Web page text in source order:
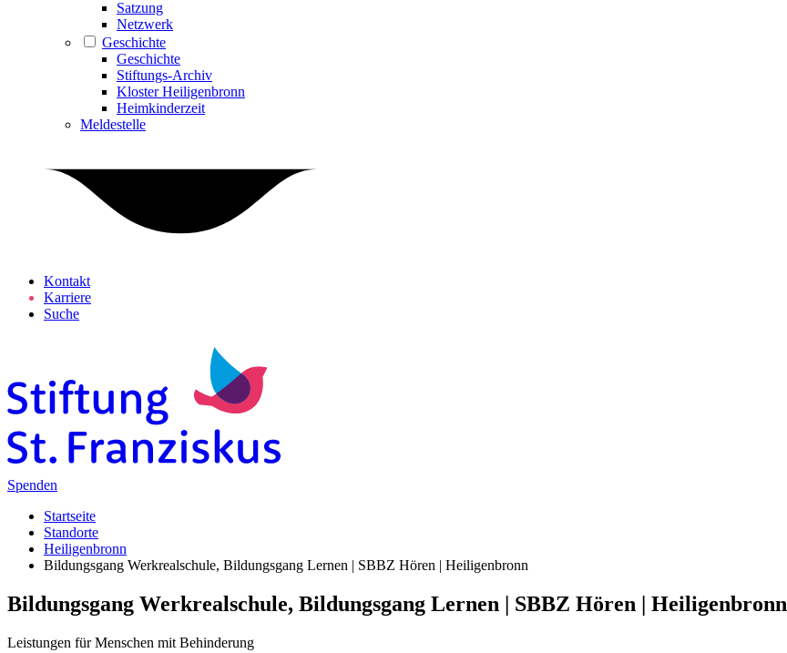
Satzung
Netzwerk
Geschichte
Geschichte
Stiftungs-Archiv
Kloster Heiligenbronn
Heimkinderzeit
Meldestelle
Kontakt
Karriere
Suche
Spenden
Startseite
Standorte
Heiligenbronn
Bildungsgang Werkrealschule, Bildungsgang Lernen | SBBZ Hören | Heiligenbronn
Bildungsgang Werkrealschule, Bildungsgang Lernen | SBBZ Hören | Heiligenbronn
Leistungen für Menschen mit Behinderung